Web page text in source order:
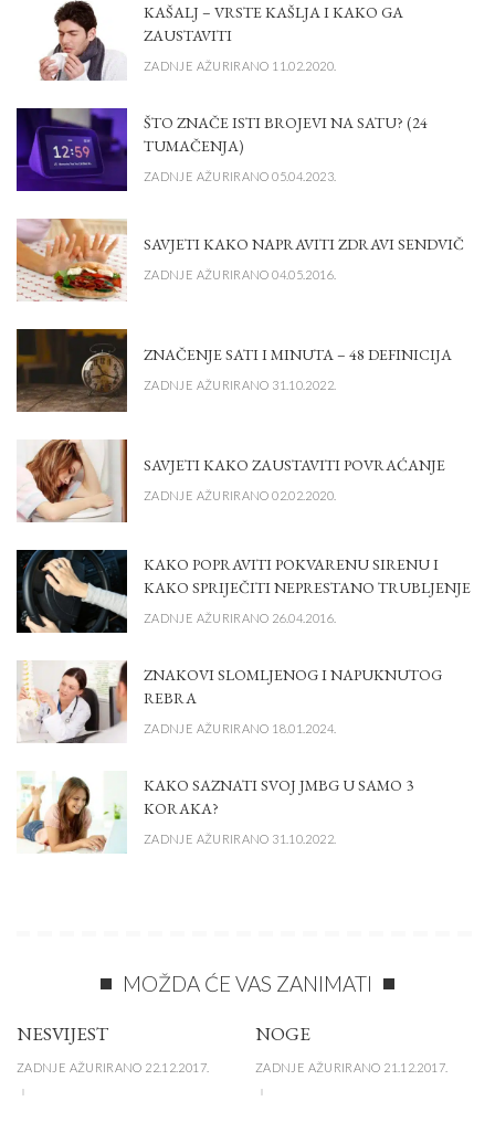
KAŠALJ – VRSTE KAŠLJA I KAKO GA
ZAUSTAVITI
ZADNJE AŽURIRANO 11.02.2020.
ŠTO ZNAČE ISTI BROJEVI NA SATU? (24
TUMAČENJA)
ZADNJE AŽURIRANO 05.04.2023.
SAVJETI KAKO NAPRAVITI ZDRAVI SENDVIČ
ZADNJE AŽURIRANO 04.05.2016.
ZNAČENJE SATI I MINUTA – 48 DEFINICIJA
ZADNJE AŽURIRANO 31.10.2022.
SAVJETI KAKO ZAUSTAVITI POVRAĆANJE
ZADNJE AŽURIRANO 02.02.2020.
KAKO POPRAVITI POKVARENU SIRENU I
KAKO SPRIJEČITI NEPRESTANO TRUBLJENJE
ZADNJE AŽURIRANO 26.04.2016.
ZNAKOVI SLOMLJENOG I NAPUKNUTOG
REBRA
ZADNJE AŽURIRANO 18.01.2024.
KAKO SAZNATI SVOJ JMBG U SAMO 3
KORAKA?
ZADNJE AŽURIRANO 31.10.2022.
MOŽDA ĆE VAS ZANIMATI
NESVIJEST
ZADNJE AŽURIRANO 22.12.2017.
NOGE
ZADNJE AŽURIRANO 21.12.2017.